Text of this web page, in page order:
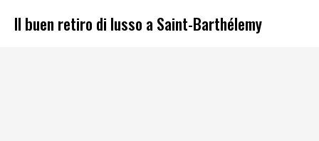
Il buen retiro di lusso a Saint-Barthélemy